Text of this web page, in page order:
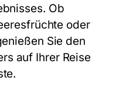
Ob
oder
Sie den
auf Ihrer Reise